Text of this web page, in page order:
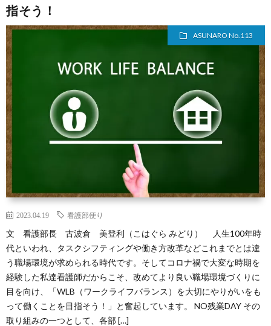
指そう！
ASUNARO No.113
2023.04.19 看護部便り
文 看護部長 古波倉 美登利（こはぐら みどり） 人生100年時
代といわれ、タスクシフティングや働き方改革などこれまでとは違
う職場環境が求められる時代です。そしてコロナ禍で大変な時期を
経験した私達看護師だからこそ、改めてより良い職場環境づくりに
目を向け、「WLB（ワークライフバランス）を大切にやりがいをも
って働くことを目指そう！」と奮起しています。 NO残業DAY その
取り組みの一つとして、各部 […]